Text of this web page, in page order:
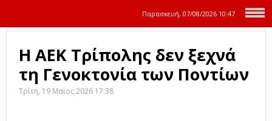
Παρασκευή, 07/08/2026 10:47
Η ΑΕΚ Τρίπολης δεν ξεχνά
τη Γενοκτονία των Ποντίων
Τρίτη, 19 Μαϊος 2026 17:38